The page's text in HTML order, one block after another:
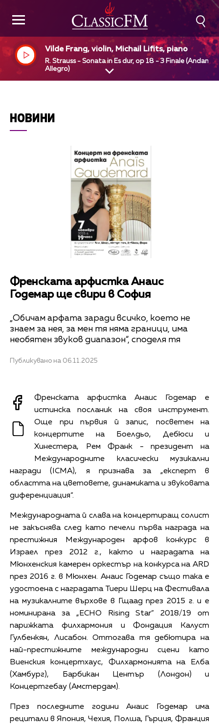
Vilde Frang, violin, Michail Lifits, piano
R. Strauss - Sonata in Es dur, op 18 - 3 Finale (Andante
Allegro)
НОВИНИ
Снимка: НМУ Л.Пипков- София
Френската арфистка Анаис
Годемар ще свири в София
„Обичам арфата заради всичко, което не
знаем за нея, за мен тя няма граници, има
необятен звуков диапазон“, споделя тя
Публикувано на 06.11.2025
Френската арфистка Анаис Годемар е
истинска посланик на своя инструмент.
Още при първия й запис, посветен на
концертите на Боелдьо, Дебюси и
Хинестера, Рем Франк - президент на
Международните класически музикални
награди (ICMA), я признава за „експерт в
областта на цветовете, динамиката и звуковата
диференциация“.
Международната й слава на концертиращ солист
не закъснява след като печели първа награда на
престижния Международен арфов конкурс в
Израел през 2012 г., както и наградата на
Мюнхенския камерен оркестър на конкурса на ARD
през 2016 г. в Мюнхен. Анаис Годемар също така е
удостоена с наградата Тиери Шерц на Фестивала
на музикалните върхове в Гщаад през 2015 г. и е
номинирана за „ECHO Rising Star“ 2018/19 от
парижката филхармония и Фондация Калуст
Гулбенкян, Лисабон. Оттогава тя дебютира на
най-престижните международни сцени като
Виенския концертхаус, Филхармонията на Елба
(Хамбург), Барбикан Център (Лондон) и
Концертгебау (Амстердам).
През последните години Анаис Годемар има
рецитали в Япония, Чехия, Полша, Гърция, Франция